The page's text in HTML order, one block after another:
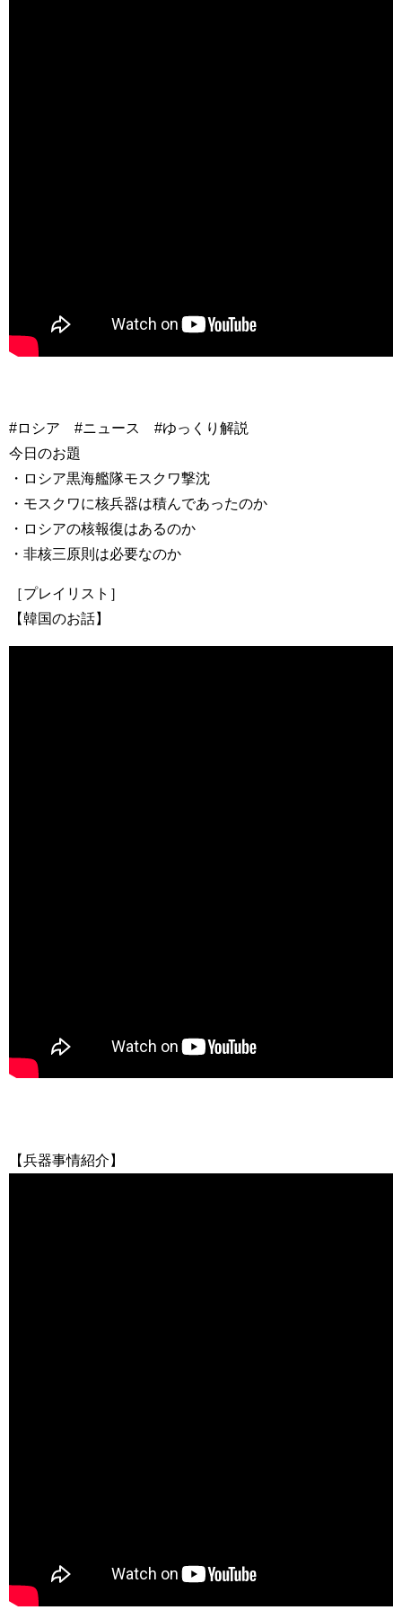
#ロシア #ニュース #ゆっくり解説
今日のお題
・ロシア黒海艦隊モスクワ撃沈
・モスクワに核兵器は積んであったのか
・ロシアの核報復はあるのか
・非核三原則は必要なのか
［プレイリスト］
【韓国のお話】
【兵器事情紹介】